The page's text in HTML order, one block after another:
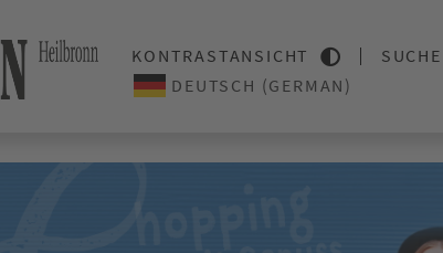
KONTRASTANSICHT SUCHE